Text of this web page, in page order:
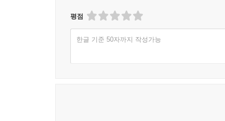
4. 경제학 총정리 포함
본 교재는 효율적인 학습을 위해 경제학 총정리
이 경제학총정리의 내용이 큰 도움이 될 수 있을
평점
한글 기준 50자까지 작성가능